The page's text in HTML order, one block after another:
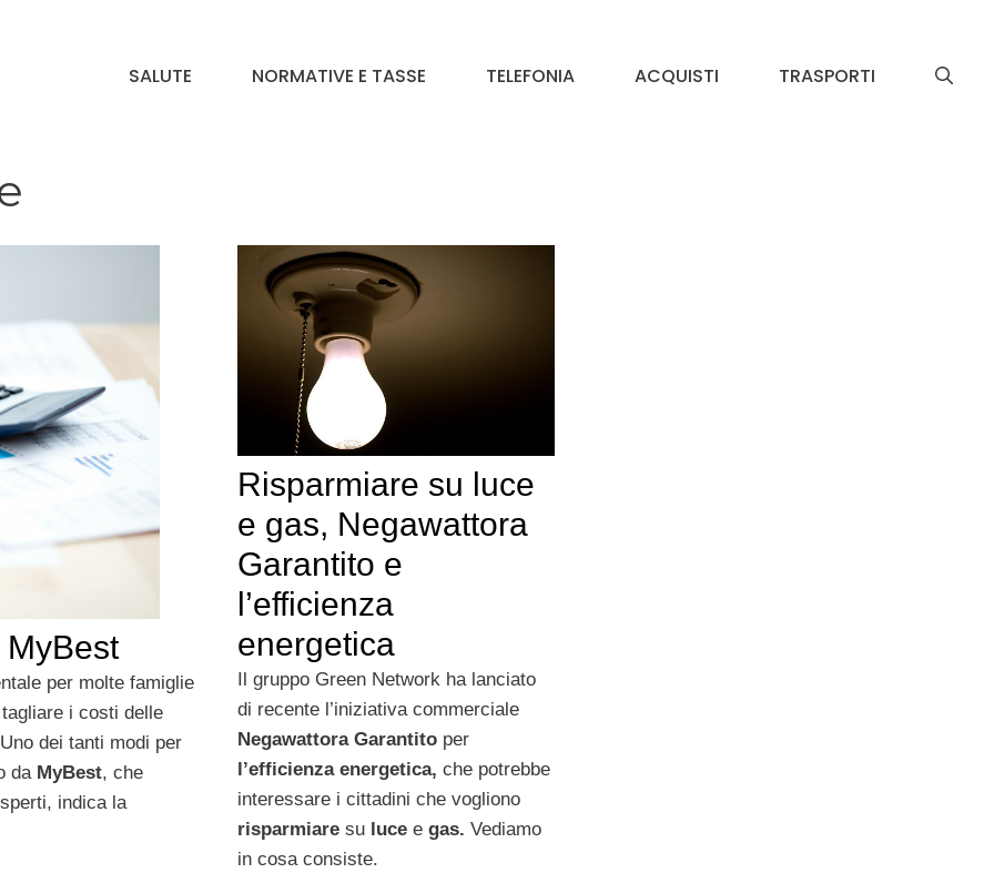
SALUTE NORMATIVE E TASSE TELEFONIA ACQUISTI TRASPORTI
per molte famiglie
i costi delle
dei tanti modi per
da MyBest, che
indica la
Risparmiare su luce
e gas, Negawattora
Garantito e
l’efficienza
energetica
Il gruppo Green Network ha lanciato
di recente l’iniziativa commerciale
Negawattora Garantitoper
l’efficienza energetica, che potrebbe
interessare i cittadini che vogliono
risparmiaresu lucee gas. Vediamo
in cosa consiste.